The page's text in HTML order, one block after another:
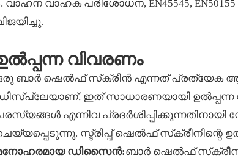
വാഹന വാഹക പരിശോധന, EN45545,
വിവരണം
ബാർ ഷെൽഫ് സ്‌ക്രീൻ എന്നത് പ്രത്യേക
ഇത് സാധാരണയായി ഉൽപ്പന്ന
എന്നിവ
സ്ട്രിപ്പ് ഷെൽഫ് സ്‌ക്രീനിന്റെ
ഡിസൈൻ:ബാർ ഷെൽഫ്